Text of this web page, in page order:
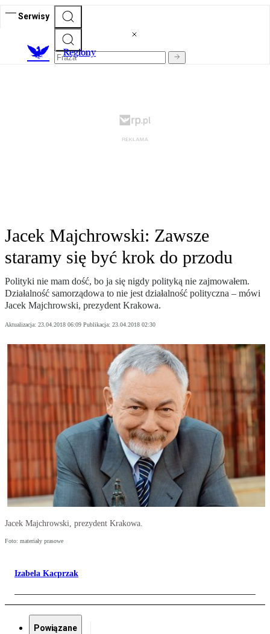
Serwisy
Regiony
Jacek Majchrowski: Zawsze
staramy się być krok do przodu
Polityki nie mam dość, bo ja się nigdy polityką nie zajmowałem.
Działalność samorządowa to nie jest działalność polityczna – mówi
Jacek Majchrowski, prezydent Krakowa.
Aktualizacja: 23.04.2018 06:09 Publikacja: 23.04.2018 02:30
Jacek Majchrowski, prezydent Krakowa.
Foto: materiały prasowe
Izabela Kacprzak
Powiązane